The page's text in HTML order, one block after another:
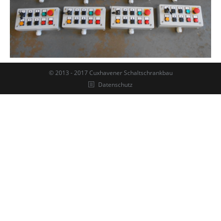
© 2013 - 2017 Cuxhavener Schaltschrankbau
Datenschutz